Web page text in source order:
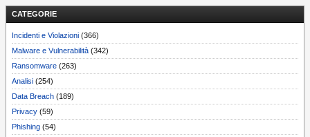
CATEGORIE
Incidenti e Violazioni (366)
Malware e Vulnerabilità (342)
Ransomware (263)
Analisi (254)
Data Breach (189)
Privacy (59)
Phishing (54)